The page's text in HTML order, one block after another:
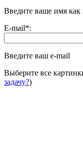
Введите ваше имя как
E-mail*:
Введите ваш e-mail
Выберите все
задачу?)